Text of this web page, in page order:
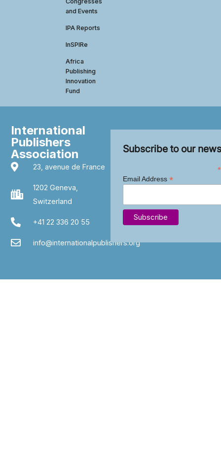
and Events
IPA Reports
InSPIRe
Africa
Publishing
Innovation
Fund
International
Publishers
Association
23, avenue de France
1202 Geneva,
Switzerland
+41 22 336 20 55
info@internationalpublishers.org
Subscribe to our
*
Email Address *